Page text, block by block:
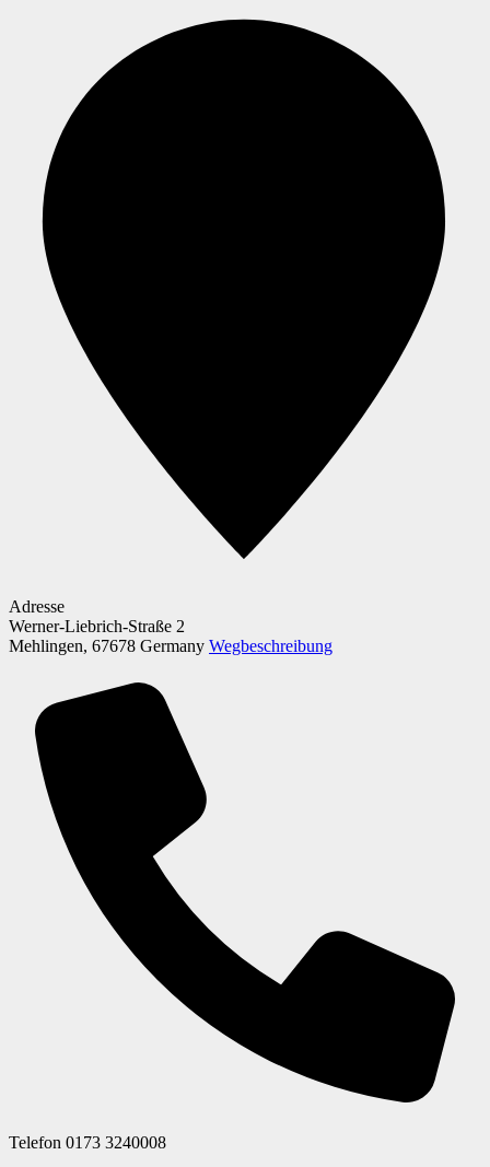
Adresse
Werner-Liebrich-Straße 2
Mehlingen, 67678 Germany Wegbeschreibung
Telefon 0173 3240008